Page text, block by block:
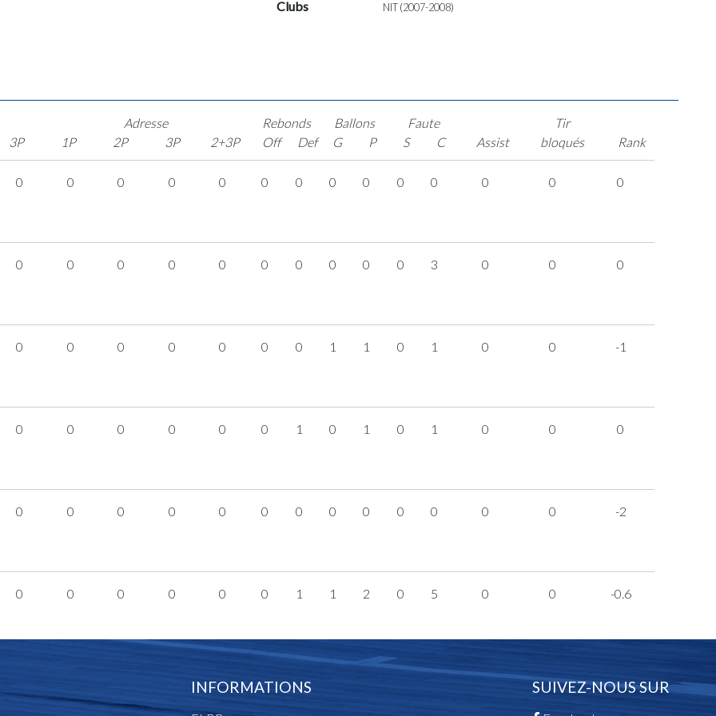
Clubs NIT (2007-2008)
3P
Adresse
1P
2P 3P 2+3P
Rebonds
Off
Def
Ballons
G
P
Faute
S
C Assist
Tir
bloqués
Rank
0 0 0 0 0 0 0 0 0 0 0 0 0 0
0 0 0 0 0 0 0 0 0 0 3 0 0 0
0 0 0 0 0 0 0 1 1 0 1 0 0 -1
0 0 0 0 0 0 1 0 1 0 1 0 0 0
0 0 0 0 0 0 0 0 0 0 0 0 0 -2
0 0 0 0 0 0 1 1 2 0 5 0 0 -0.6
INFORMATIONS SUIVEZ-NOUS SUR